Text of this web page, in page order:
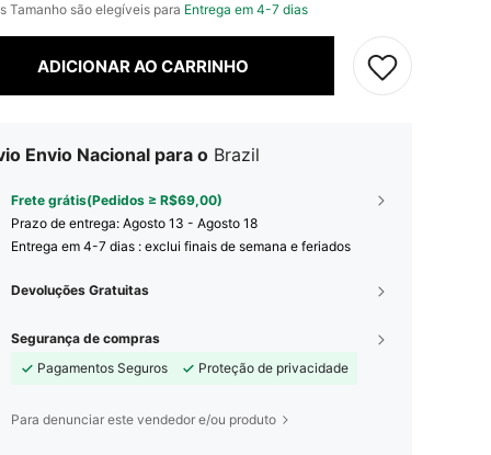
Tamanho são elegíveis para Entrega em 4-7 dias
ADICIONAR AO CARRINHO
Envio Nacional para o Brazil
Frete grátis(Pedidos ≥ R$69,00)
Prazo de entrega: Agosto 13 - Agosto 18
Entrega em 4-7 dias : exclui finais de semana e feriados
Devoluções Gratuitas
Segurança de compras
Pagamentos Seguros
Proteção de privacidade
Para denunciar este vendedor e/ou produto